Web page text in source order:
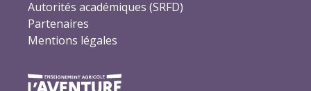
Autorités académiques (SRFD)
Partenaires
Mentions légales